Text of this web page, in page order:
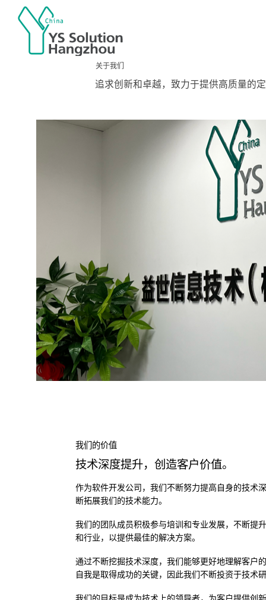
关于我们
追求创新和卓越，致力于提供高质量的
我们的价值
技术深度提升，创造客户价值。
作为软件开发公司，我们不断努力提高自身的技术
断拓展我们的技术能力。
我们的团队成员积极参与培训和专业发展，不断提
和行业，以提供最佳的解决方案。
通过不断挖掘技术深度，我们能够更好地理解客户
自我是取得成功的关键，因此我们不断投资于技术